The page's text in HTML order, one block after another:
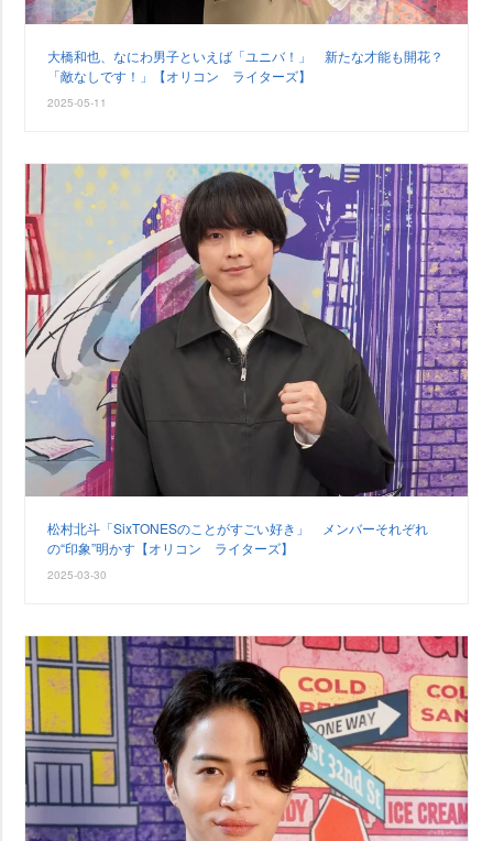
大橋和也、なにわ男子といえば「ユニバ！」 新たな才能も開花？
「敵なしです！」【オリコン ライターズ】
2025-05-11
松村北斗「SixTONESのことがすごい好き」 メンバーそれぞれ
の“印象”明かす【オリコン ライターズ】
2025-03-30